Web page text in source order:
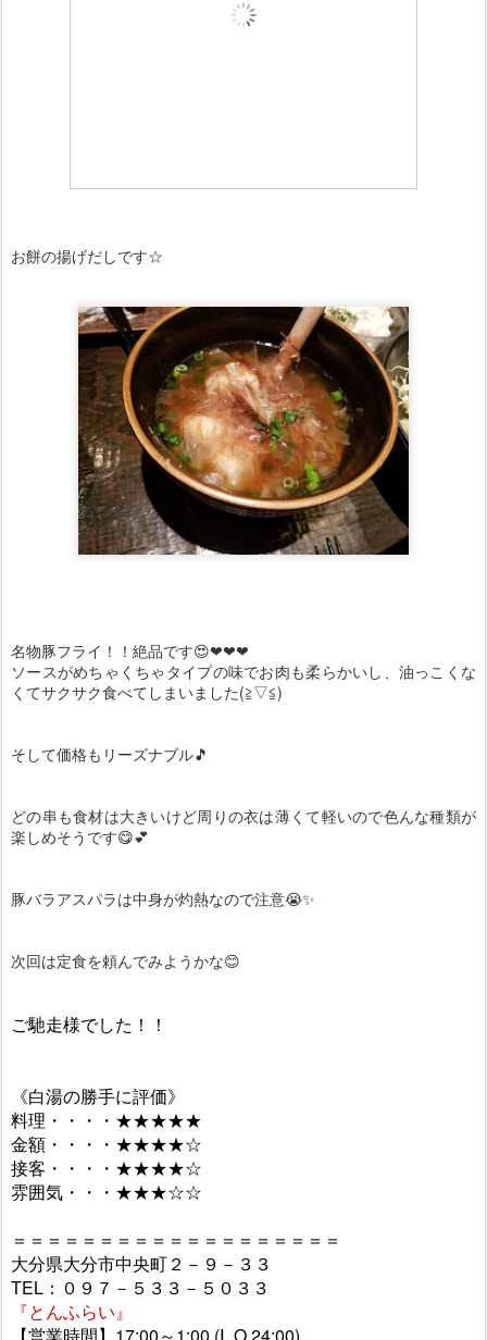
お餅の揚げだしです☆
名物豚フライ！！絶品です😍❤❤❤
ソースがめちゃくちゃタイプの味でお肉も柔らかいし、油っこくな
くてサクサク食べてしまいました(≧▽≦)
そして価格もリーズナブル🎵
どの串も食材は大きいけど周りの衣は薄くて軽いので色んな種類が
楽しめそうです😋💕
豚バラアスパラは中身が灼熱なので注意😭✨
次回は定食を頼んでみようかな😊
ご馳走様でした！！
《白湯の勝手に評価》
料理・・・・★★★★★
金額・・・・★★★★☆
接客・・・・★★★★☆
雰囲気・・・★★★☆☆
＝＝＝＝＝＝＝＝＝＝＝＝＝＝＝＝＝＝＝
大分県大分市中央町２－９－３３
TEL：０９７－５３３－５０３３
『とんふらい』